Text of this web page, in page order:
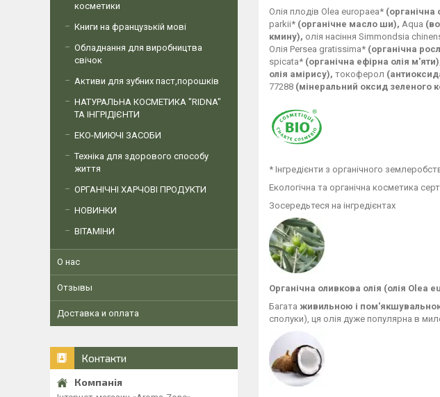
Олія плодів Olea europaea* (органічна
parkii* (органічне масло ши), Aqua
кмину), олія насіння Simmondsia
Олія Persea gratissima* (органічна
spicata* (органічна ефірна олія
олія амірису), токоферол
77288 (мінеральний оксид зеленого
* Інгредієнти з органічного
Екологічна та органічна косметика
Зосередьтеся на інгредієнтах
Органічна оливкова олія (олія Olea
Багата живильною і
сполуки), ця олія дуже популярна в
косметики
Книги на французькій мові
Обладнання для виробництва
свічок
Активи для зубних паст,порошків
НАТУРАЛЬНА КОСМЕТИКА "RIDNA"
ТА ІНГРІДІЄНТИ
ЕКО-МИЮЧІ ЗАСОБИ
Техніка для здорового способу
життя
ОРГАНІЧНІ ХАРЧОВІ ПРОДУКТИ
НОВИНКИ
ВІТАМІНИ
О нас
Отзывы
Доставка и оплата
Контакти